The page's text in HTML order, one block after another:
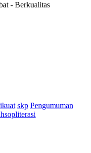
- Berkualitas
skp Pengumuman